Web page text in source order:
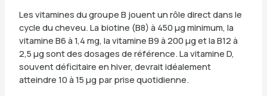
Les vitamines du groupe B jouent un rôle direct dans le
cycle du cheveu. La biotine (B8) à 450 µg minimum, la
vitamine B6 à 1,4 mg, la vitamine B9 à 200 µg et la B12 à
2,5 µg sont des dosages de référence. La vitamine D,
souvent déficitaire en hiver, devrait idéalement
atteindre 10 à 15 µg par prise quotidienne.